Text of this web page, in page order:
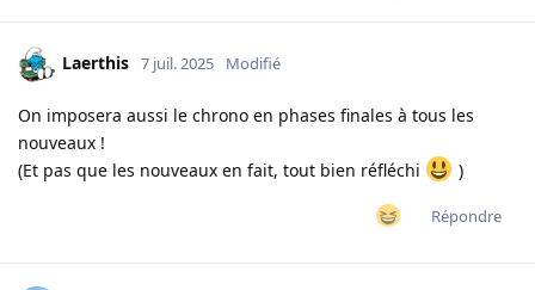
Laerthis 7 juil. 2025 Modifié
On imposera aussi le chrono en phases finales à tous les
nouveaux !
(Et pas que les nouveaux en fait, tout bien réfléchi
)
Répondre